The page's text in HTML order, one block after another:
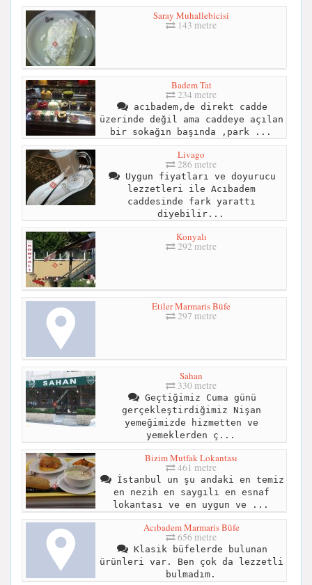
Saray Muhallebicisi
143 metre
Badem Tat
234 metre
acıbadem,de direkt cadde
üzerinde değil ama caddeye açılan
bir sokağın başında ,park ...
Livago
286 metre
Uygun fiyatları ve doyurucu
lezzetleri ile Acıbadem
caddesinde fark yarattı
diyebilir...
Konyalı
292 metre
Etiler Marmaris Büfe
297 metre
Sahan
330 metre
Geçtiğimiz Cuma günü
gerçekleştirdiğimiz Nişan
yemeğimizde hizmetten ve
yemeklerden ç...
Bizim Mutfak Lokantası
461 metre
İstanbul un şu andaki en temiz
en nezih en saygılı en esnaf
lokantası ve en uygun ve ...
Acıbadem Marmaris Büfe
656 metre
Klasik büfelerde bulunan
ürünleri var. Ben çok da lezzetli
bulmadım.